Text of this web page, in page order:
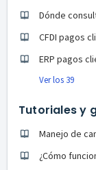
Dónde
CFDI pagos
ERP pagos
Ver los 39
Tutoriales y
Manejo de
¿Cómo